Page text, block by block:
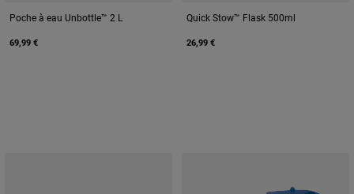
Poche à eau Unbottle™ 2 L
69,99 €
Quick Stow™ Flask 500ml
26,99 €